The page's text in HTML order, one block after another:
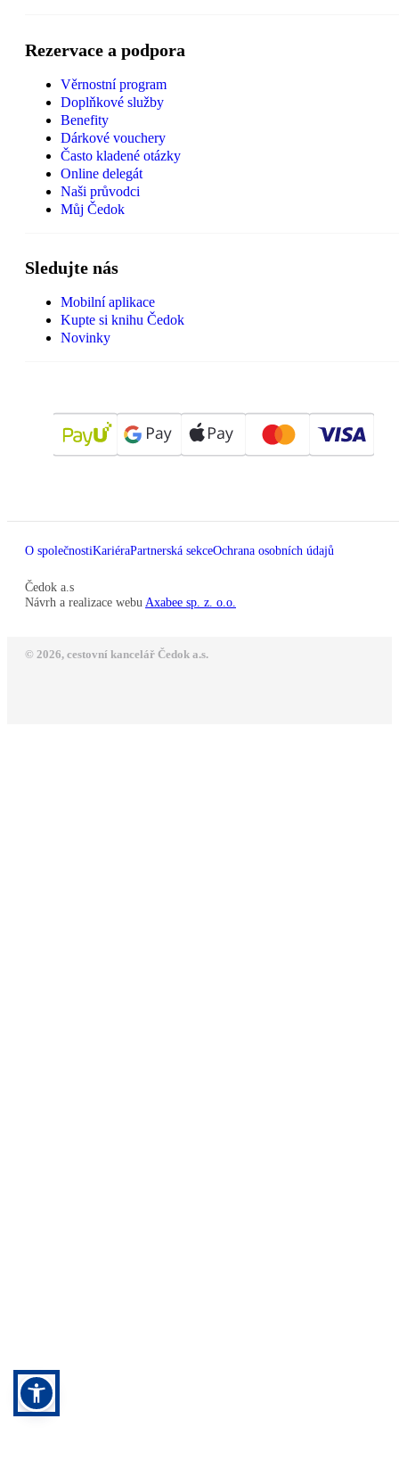
Rezervace a podpora
Věrnostní program
Doplňkové služby
Benefity
Dárkové vouchery
Často kladené otázky
Online delegát
Naši průvodci
Můj Čedok
Sledujte nás
Mobilní aplikace
Kupte si knihu Čedok
Novinky
O společnostiKariéraPartnerská sekceOchrana osobních údajů
Čedok a.s
Návrh a realizace webu Axabee sp. z. o.o.
© 2026, cestovní kancelář Čedok a.s.